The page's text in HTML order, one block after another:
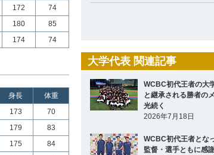
172
74
180
85
174 74
身長
体重
173
70
179
83
175
84
大学代表 関連記事
WCBC初代王者の大
と継承される勝者の
光続く
2026年7月18日
WCBC初代王者とな
監督・選手ともに感